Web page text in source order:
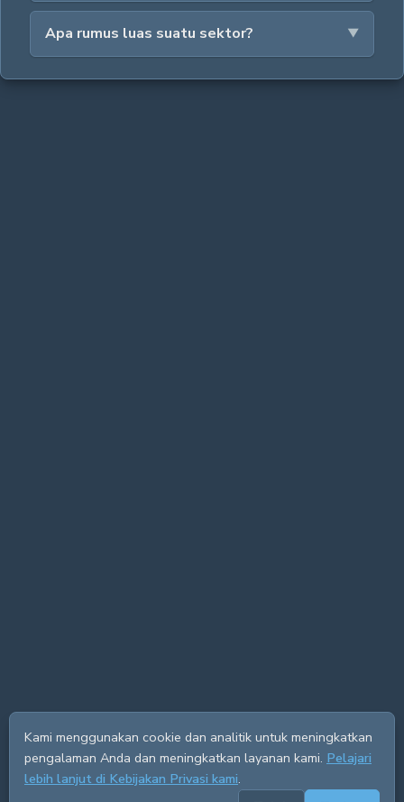
Apa rumus luas suatu sektor?
Kami menggunakan cookie dan analitik untuk meningkatkan
pengalaman Anda dan meningkatkan layanan kami. Pelajari
lebih lanjut di Kebijakan Privasi kami.